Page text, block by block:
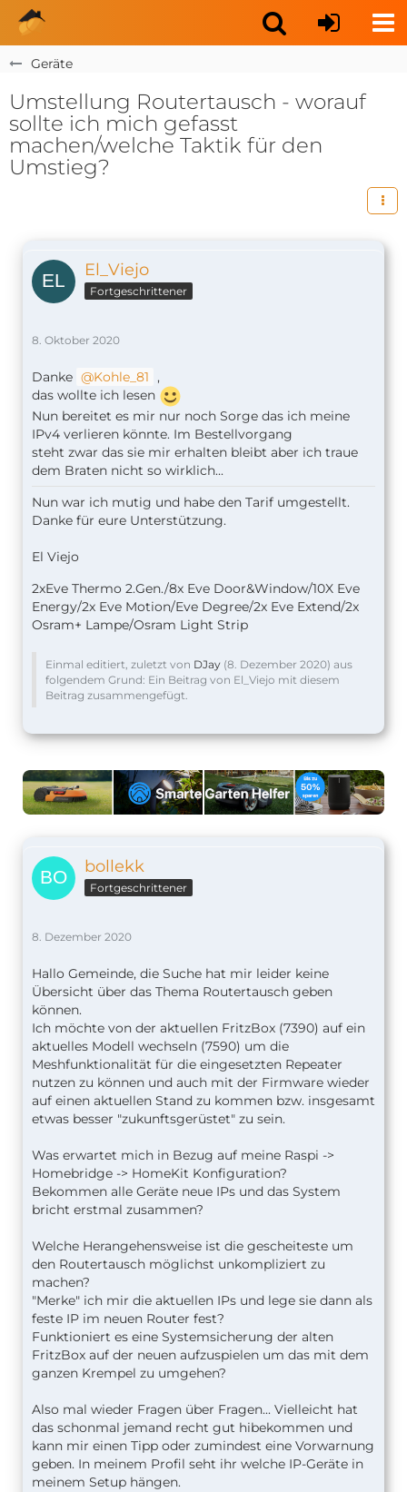
Geräte
Umstellung Routertausch - worauf
sollte ich mich gefasst
machen/welche Taktik für den
Umstieg?
El_Viejo
Fortgeschrittener
8. Oktober 2020
Danke Kohle_81 ,
das wollte ich lesen
Nun bereitet es mir nur noch Sorge das ich meine
IPv4 verlieren könnte. Im Bestellvorgang
steht zwar das sie mir erhalten bleibt aber ich traue
dem Braten nicht so wirklich...
Nun war ich mutig und habe den Tarif umgestellt.
Danke für eure Unterstützung.
El Viejo
2xEve Thermo 2.Gen./8x Eve Door&Window/10X Eve
Energy/2x Eve Motion/Eve Degree/2x Eve Extend/2x
Osram+ Lampe/Osram Light Strip
Einmal editiert, zuletzt von DJay (8. Dezember 2020) aus
folgendem Grund: Ein Beitrag von El_Viejo mit diesem
Beitrag zusammengefügt.
bollekk
Fortgeschrittener
8. Dezember 2020
Hallo Gemeinde, die Suche hat mir leider keine
Übersicht über das Thema Routertausch geben
können.
Ich möchte von der aktuellen FritzBox (7390) auf ein
aktuelles Modell wechseln (7590) um die
Meshfunktionalität für die eingesetzten Repeater
nutzen zu können und auch mit der Firmware wieder
auf einen aktuellen Stand zu kommen bzw. insgesamt
etwas besser "zukunftsgerüstet" zu sein.
Was erwartet mich in Bezug auf meine Raspi ->
Homebridge -> HomeKit Konfiguration?
Bekommen alle Geräte neue IPs und das System
bricht erstmal zusammen?
Welche Herangehensweise ist die gescheiteste um
den Routertausch möglichst unkompliziert zu
machen?
"Merke" ich mir die aktuellen IPs und lege sie dann als
feste IP im neuen Router fest?
Funktioniert es eine Systemsicherung der alten
FritzBox auf der neuen aufzuspielen um das mit dem
ganzen Krempel zu umgehen?
Also mal wieder Fragen über Fragen... Vielleicht hat
das schonmal jemand recht gut hibekommen und
kann mir einen Tipp oder zumindest eine Vorwarnung
geben. In meinem Profil seht ihr welche IP-Geräte in
meinem Setup hängen.